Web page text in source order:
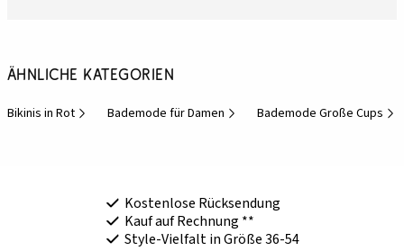
Ähnliche Kategorien
Bikinis in Rot Bademode für Damen Bademode Große Cups
Kostenlose Rücksendung
Kauf auf Rechnung **
Style-Vielfalt in Größe 36-54